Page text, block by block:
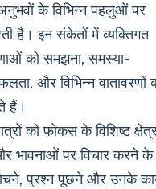
के विभिन्न पहलुओं पर
है। इन संकेतों में व्यक्तिगत
को समझना, समस्या-
और विभिन्न वातावरणों
हैं।
को फोकस के विशिष्ट
भावनाओं पर विचार करने के
प्रश्न पूछने और उनके